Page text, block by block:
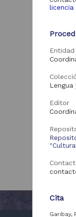
licencia
Lengua
Editor
Cita
Garibay,